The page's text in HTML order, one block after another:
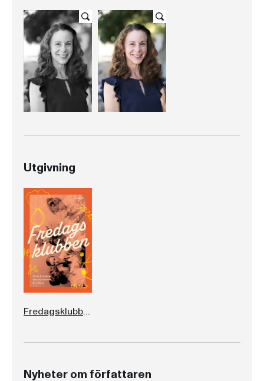
Utgivning
Fredagsklubben
Nyheter om författaren